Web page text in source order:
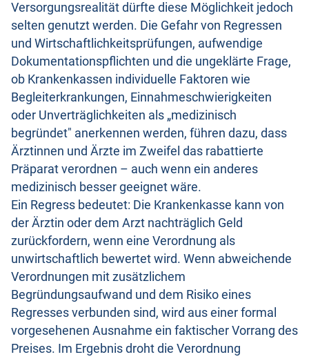
Versorgungsrealität dürfte diese Möglichkeit jedoch
selten genutzt werden. Die Gefahr von Regressen
und Wirtschaftlichkeitsprüfungen, aufwendige
Dokumentationspflichten und die ungeklärte Frage,
ob Krankenkassen individuelle Faktoren wie
Begleiterkrankungen, Einnahmeschwierigkeiten
oder Unverträglichkeiten als „medizinisch
begründet" anerkennen werden, führen dazu, dass
Ärztinnen und Ärzte im Zweifel das rabattierte
Präparat verordnen – auch wenn ein anderes
medizinisch besser geeignet wäre.
Ein Regress bedeutet: Die Krankenkasse kann von
der Ärztin oder dem Arzt nachträglich Geld
zurückfordern, wenn eine Verordnung als
unwirtschaftlich bewertet wird. Wenn abweichende
Verordnungen mit zusätzlichem
Begründungsaufwand und dem Risiko eines
Regresses verbunden sind, wird aus einer formal
vorgesehenen Ausnahme ein faktischer Vorrang des
Preises. Im Ergebnis droht die Verordnung